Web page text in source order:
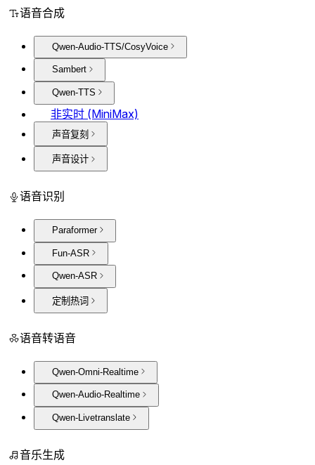
语音合成
Qwen-Audio-TTS/CosyVoice
Sambert
Qwen-TTS
非实时 (MiniMax)
声音复刻
声音设计
语音识别
Paraformer
Fun-ASR
Qwen-ASR
定制热词
语音转语音
Qwen-Omni-Realtime
Qwen-Audio-Realtime
Qwen-Livetranslate
音乐生成